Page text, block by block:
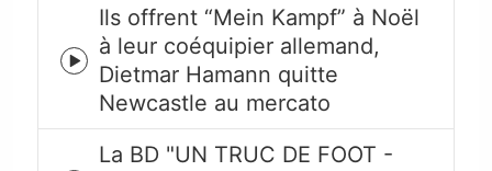
Episode
play
icon
Ils offrent “Mein Kampf” à Noël
à leur coéquipier allemand,
Dietmar Hamann quitte
Newcastle au mercato
La BD "UN TRUC DE FOOT -